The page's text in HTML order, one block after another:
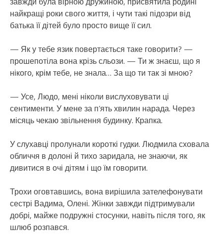
найкращі роки свого життя, і чути такі підозри від
батька її дітей було просто вище її сил.
— Як у тебе язик повертається таке говорити? —
прошепотіла вона крізь сльози. — Ти ж знаєш, що я
нікого, крім тебе, не знала… За що ти так зі мною?
— Усе, Людо, мені ніколи вислуховувати ці
сентименти. У мене за п’ять хвилин нарада. Через
місяць чекаю звільнення будинку. Крапка.
У слухавці пролунали короткі гудки. Людмила сховала
обличчя в долоні й тихо заридала, не знаючи, як
дивитися в очі дітям і що їм говорити.
Трохи оговтавшись, вона вирішила зателефонувати
сестрі Вадима, Олені. Жінки завжди підтримували
добрі, майже подружні стосунки, навіть після того, як
шлюб розпався.